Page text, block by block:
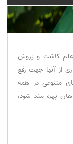
علم کاشت و پروش
از آنها جهت رفع
متنوعی در همه
بهره مند شود،